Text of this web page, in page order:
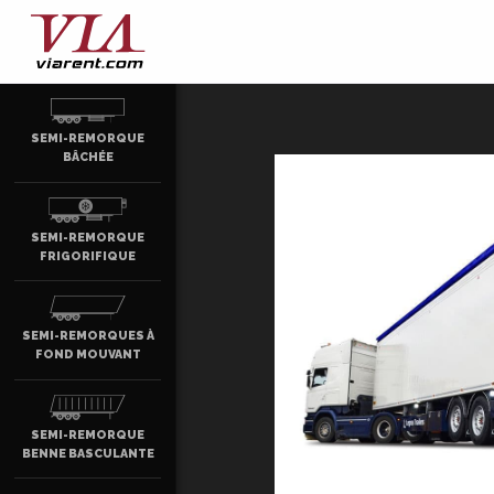
SEMI-REMORQUE
BÂCHÉE
SEMI-REMORQUE
FRIGORIFIQUE
SEMI-REMORQUES À
FOND MOUVANT
SEMI-REMORQUE
BENNE BASCULANTE